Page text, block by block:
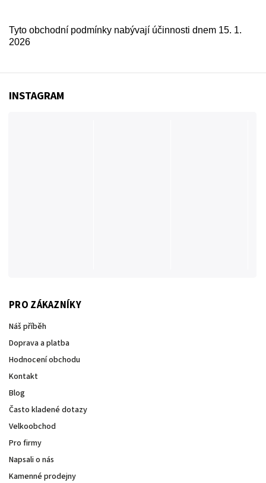
Tyto obchodní podmínky nabývají účinnosti dnem 15. 1.
2026
INSTAGRAM
PRO ZÁKAZNÍKY
Náš příběh
Doprava a platba
Hodnocení obchodu
Kontakt
Blog
Často kladené dotazy
Velkoobchod
Pro firmy
Napsali o nás
Kamenné prodejny